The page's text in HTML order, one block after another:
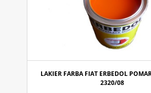
LAKIER FARBA FIAT ERBEDOL
2320/08